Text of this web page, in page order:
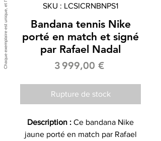
SKU : LCSICRNBNPS1
Bandana tennis Nike
porté en match et signé
par Rafael Nadal
3 999,00 €Prix
Rupture de stock
Description : Ce bandana Nike
jaune porté en match par Rafael